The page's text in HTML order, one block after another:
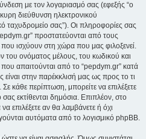
με τον λογαριασμό σας (εφεξής “ο
διεύθυνση ηλεκτρονικού
ταχυδρομείο σας”). Οι πληροφορίες σας
προστατεύονται από τους
ισχύουν στη χώρα που μας φιλοξενεί.
του ονόματος μέλους, του κωδικού και
απαιτούνται από το “pepdym.gr” κατά
είναι στην παρέκκλισή μας ως προς το τι
Σε κάθε περίπτωση, μπορείτε να επιλέξετε
εκτίθενται δημόσια. Επιπλέον, στο
επιλέξετε αν θα λαμβάνετε ή όχι
αυτόματα από το λογισμικό phpBB.